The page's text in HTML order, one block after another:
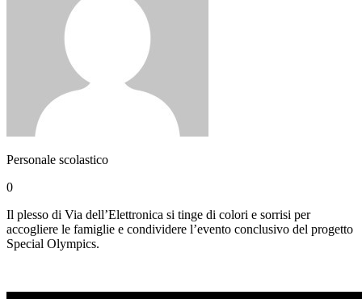
Personale scolastico
0
Il plesso di Via dell’Elettronica si tinge di colori e sorrisi per
accogliere le famiglie e condividere l’evento conclusivo del progetto
Special Olympics.